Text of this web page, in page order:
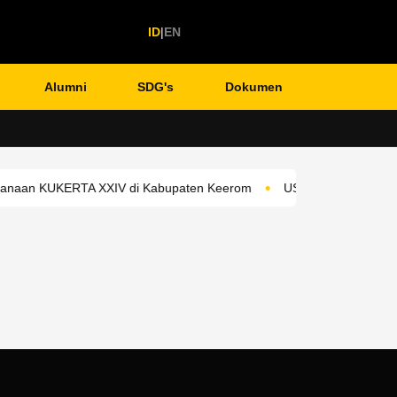
ID|EN
Alumni SDG's Dokumen
KUKERTA XXIV di Kabupaten Keerom USTJ Perkuat